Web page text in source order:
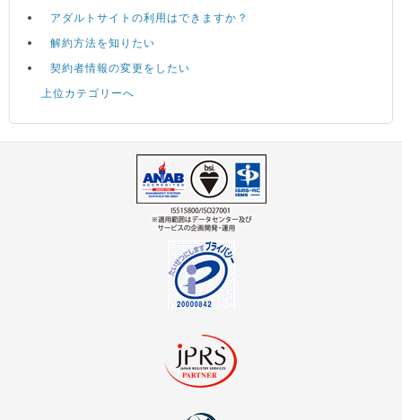
アダルトサイトの利用はできますか？
解約方法を知りたい
契約者情報の変更をしたい
上位カテゴリーへ